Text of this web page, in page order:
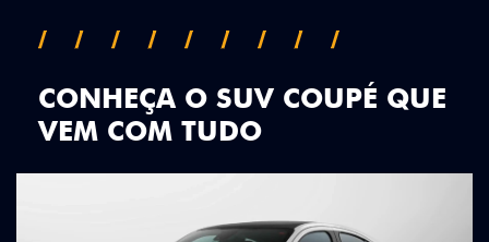
CONHEÇA O SUV COUPÉ QUE
VEM COM TUDO